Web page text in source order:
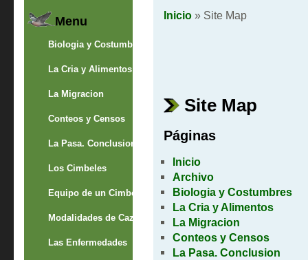
Menu
Biologia y Costumbres
La Cria y Alimentos
La Migracion
Conteos y Censos
La Pasa. Conclusion
Los Cimbeles
Equipo de un Cimbelero
Modalidades de Caza
Las Enfermedades
Inicio» Site Map
Site Map
Páginas
Inicio
Archivo
Biologia y Costumbres
La Cria y Alimentos
La Migracion
Conteos y Censos
La Pasa. Conclusion